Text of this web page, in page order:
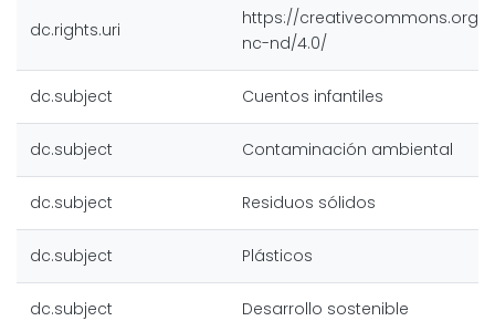
dc.rights.uri
https://creativecommons.org/
nc-nd/4.0/
dc.subject Cuentos infantiles
dc.subject Contaminación ambiental
dc.subject Residuos sólidos
dc.subject Plásticos
dc.subject Desarrollo sostenible